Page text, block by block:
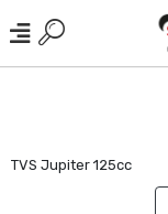
TVS Jupiter 125cc